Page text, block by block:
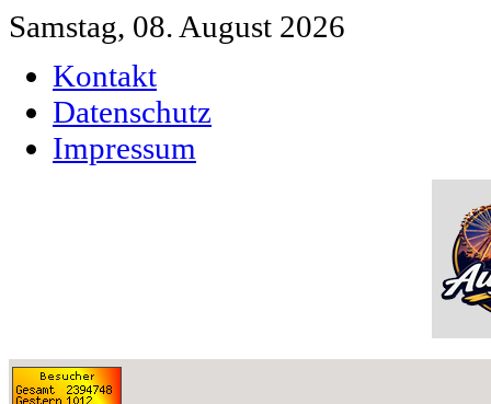
Samstag, 08. August 2026
Kontakt
Datenschutz
Impressum